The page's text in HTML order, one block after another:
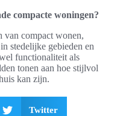
compacte woningen?
van compact wonen,
stedelijke gebieden en
functionaliteit als
tonen aan hoe stijlvol
kan zijn.
Twitter